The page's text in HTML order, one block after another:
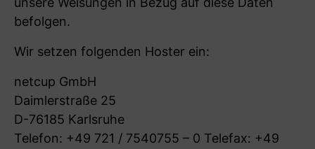
befolgen.
Wir setzen folgenden Hoster ein:
netcup GmbH
Daimlerstraße 25
D-76185 Karlsruhe
Telefon: +49 721 / 7540755 – 0 Telefax: +49